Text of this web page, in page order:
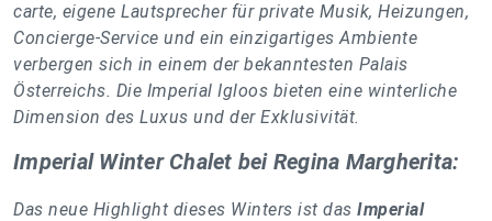
carte, eigene Lautsprecher für private Musik, Heizungen,
Concierge-Service und ein einzigartiges Ambiente
verbergen sich in einem der bekanntesten Palais
Österreichs. Die Imperial Igloos bieten eine winterliche
Dimension des Luxus und der Exklusivität.
Imperial Winter Chalet bei Regina Margherita:
Das neue Highlight dieses Winters ist das Imperial